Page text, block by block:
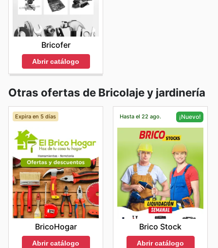
Bricofer
Abrir catálogo
Otras ofertas de Bricolaje y jardinería
Expira en 5 días
BricoHogar
Abrir catálogo
Hasta el 22 ago. ¡Nuevo!
Brico Stock
Abrir catálogo